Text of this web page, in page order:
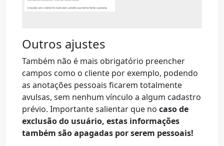
Outros ajustes
Também não é mais obrigatório preencher
campos como o cliente por exemplo, podendo
as anotações pessoais ficarem totalmente
avulsas, sem nenhum vínculo a algum cadastro
prévio. Importante salientar que no caso de
exclusão do usuário, estas informações
também são apagadas por serem pessoais!